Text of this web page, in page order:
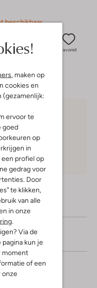
, maken op
cookies en
(gezamenlijk:
ervoor te
goed
op
in
profiel op
gedrag voor
Door
te klikken,
van alle
in onze
Via de
kun je
moment
of een
onze
beschikbaar.
Favoriet
4